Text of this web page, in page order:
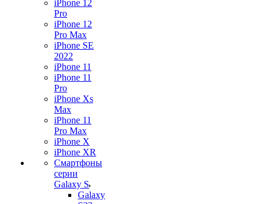
iPhone 12
Pro
iPhone 12
Pro Max
iPhone SE
2022
iPhone 11
iPhone 11
Pro
iPhone Xs
Max
iPhone 11
Pro Max
iPhone X
iPhone XR
Смартфоны
серии
Galaxy S
Galaxy